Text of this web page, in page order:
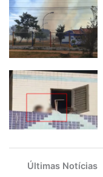
Últimas Notícias